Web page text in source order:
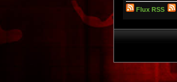
Flux RSS